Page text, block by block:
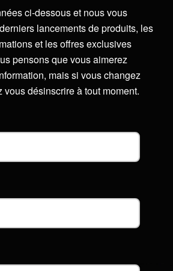
ci-dessous et nous vous
lancements de produits, les
et les offres exclusives
pensons que vous aimerez
mais si vous changez
désinscrire à tout moment.